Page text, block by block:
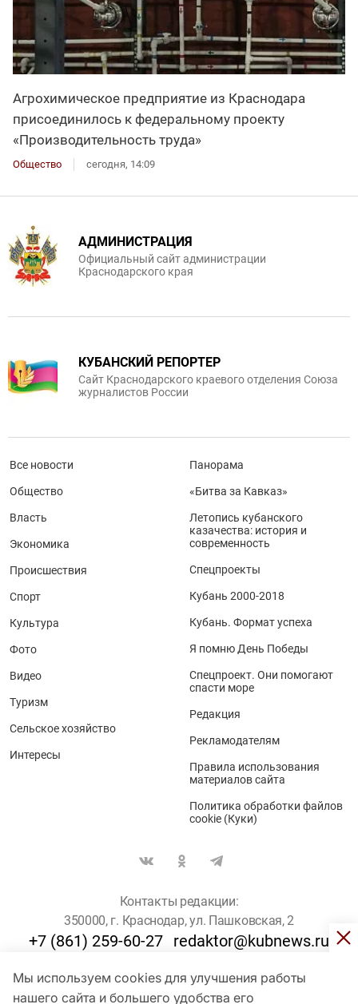
Агрохимическое предприятие из Краснодара
присоединилось к федеральному проекту
«Производительность труда»
Общество сегодня, 14:09
Мы используем cookies для улучшения работы
нашего сайта и большего удобства его
АДМИНИСТРАЦИЯ
Официальный сайт администрации
Краснодарского края
КУБАНСКИЙ РЕПОРТЕР
Сайт Краснодарского краевого отделения Союза
журналистов России
Все новости
Общество
Власть
Экономика
Происшествия
Спорт
Культура
Фото
Видео
Туризм
Сельское хозяйство
Интересы
Панорама
«Битва за Кавказ»
Летопись кубанского
казачества: история и
современность
Спецпроекты
Кубань 2000-2018
Кубань. Формат успеха
Я помню День Победы
Спецпроект. Они помогают
спасти море
Редакция
Рекламодателям
Правила использования
материалов сайта
Политика обработки файлов
cookie (Куки)
Контакты редакции:
350000, г. Краснодар, ул. Пашковская, 2
+7 (861) 259-60-27 redaktor@kubnews.ru
Для пользователей старше 16 лет